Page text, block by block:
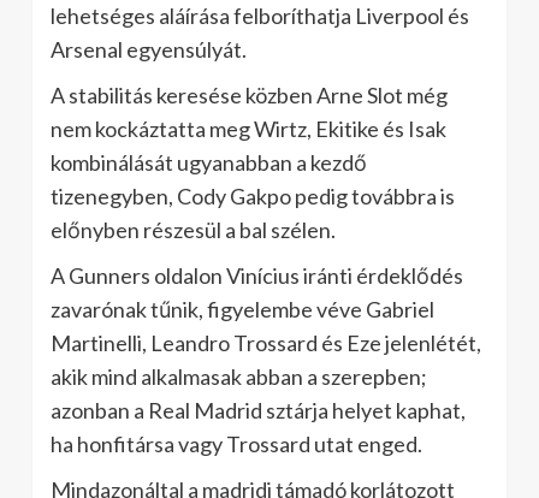
lehetséges aláírása felboríthatja Liverpool és
Arsenal egyensúlyát.
A stabilitás keresése közben Arne Slot még
nem kockáztatta meg Wirtz, Ekitike és Isak
kombinálását ugyanabban a kezdő
tizenegyben, Cody Gakpo pedig továbbra is
előnyben részesül a bal szélen.
A Gunners oldalon Vinícius iránti érdeklődés
zavarónak tűnik, figyelembe véve Gabriel
Martinelli, Leandro Trossard és Eze jelenlétét,
akik mind alkalmasak abban a szerepben;
azonban a Real Madrid sztárja helyet kaphat,
ha honfitársa vagy Trossard utat enged.
Mindazonáltal a madridi támadó korlátozott